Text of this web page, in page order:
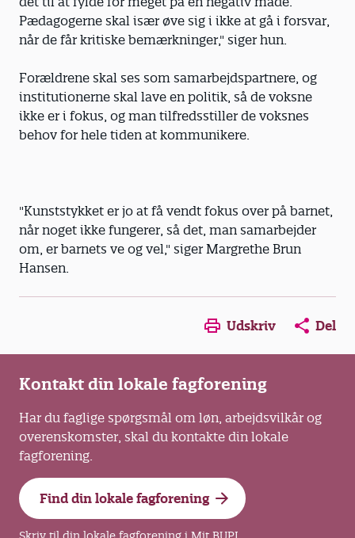
Pædagogerne skal især øve sig i ikke at gå i forsvar,
når de får kritiske bemærkninger," siger hun.
Forældrene skal ses som samarbejdspartnere, og
institutionerne skal lave en politik, så de voksne
ikke er i fokus, og man tilfredsstiller de voksnes
behov for hele tiden at kommunikere.
"Kunststykket er jo at få vendt fokus over på barnet,
når noget ikke fungerer, så det, man samarbejder
om, er barnets ve og vel," siger Margrethe Brun
Hansen.
Opens in a new window
Opens in a new
Opens in
Udskriv Del
Kontakt din lokale fagforening
Har du faglige spørgsmål om løn, arbejdsvilkår og
overenskomster, skal du kontakte din lokale
fagforening.
Find din lokale fagforening